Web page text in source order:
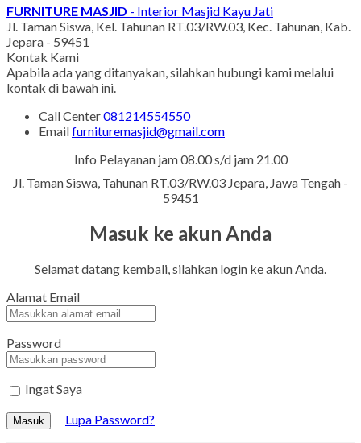
FURNITURE MASJID - Interior Masjid Kayu Jati
Jl. Taman Siswa, Kel. Tahunan RT.03/RW.03, Kec. Tahunan, Kab.
Jepara - 59451
Kontak Kami
Apabila ada yang ditanyakan, silahkan hubungi kami melalui
kontak di bawah ini.
Call Center081214554550
Emailfurnituremasjid@gmail.com
Info Pelayanan jam 08.00 s/d jam 21.00
Jl. Taman Siswa, Tahunan RT.03/RW.03 Jepara, Jawa Tengah -
59451
Masuk ke akun Anda
Selamat datang kembali, silahkan login ke akun Anda.
Alamat Email
Password
Ingat Saya
Masuk Lupa Password?